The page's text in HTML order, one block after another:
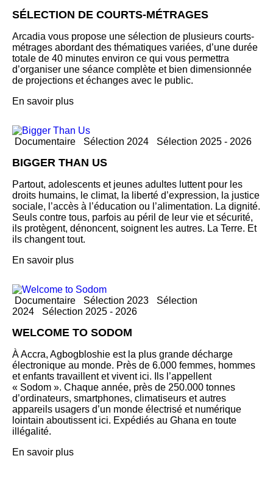
SÉLECTION DE COURTS-MÉTRAGES
Arcadia vous propose une sélection de plusieurs courts-
métrages abordant des thématiques variées, d’une durée
totale de 40 minutes environ ce qui vous permettra
d’organiser une séance complète et bien dimensionnée
de projections et échanges avec le public.
En savoir plus
Documentaire Sélection 2024 Sélection 2025 - 2026
BIGGER THAN US
Partout, adolescents et jeunes adultes luttent pour les
droits humains, le climat, la liberté d’expression, la justice
sociale, l’accès à l’éducation ou l’alimentation. La dignité.
Seuls contre tous, parfois au péril de leur vie et sécurité,
ils protègent, dénoncent, soignent les autres. La Terre. Et
ils changent tout.
En savoir plus
Documentaire Sélection 2023
Sélection
2024
Sélection 2025 - 2026
WELCOME TO SODOM
À Accra, Agbogbloshie est la plus grande décharge
électronique au monde. Près de 6.000 femmes, hommes
et enfants travaillent et vivent ici. Ils l’appellent
« Sodom ». Chaque année, près de 250.000 tonnes
d’ordinateurs, smartphones, climatiseurs et autres
appareils usagers d’un monde électrisé et numérique
lointain aboutissent ici. Expédiés au Ghana en toute
illégalité.
En savoir plus